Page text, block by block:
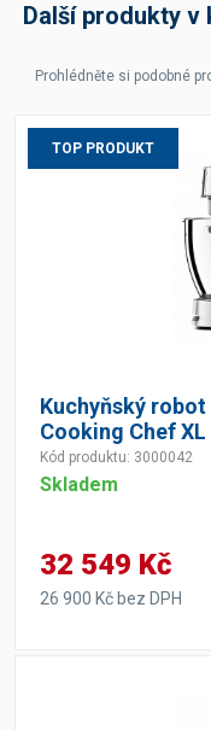
Další produkty v
Prohlédněte si podobné
TOP PRODUKT
Kuchyňský robot
Cooking Chef XL
Kód produktu: 3000042
Skladem
32 549 Kč
26 900 Kč bez DPH